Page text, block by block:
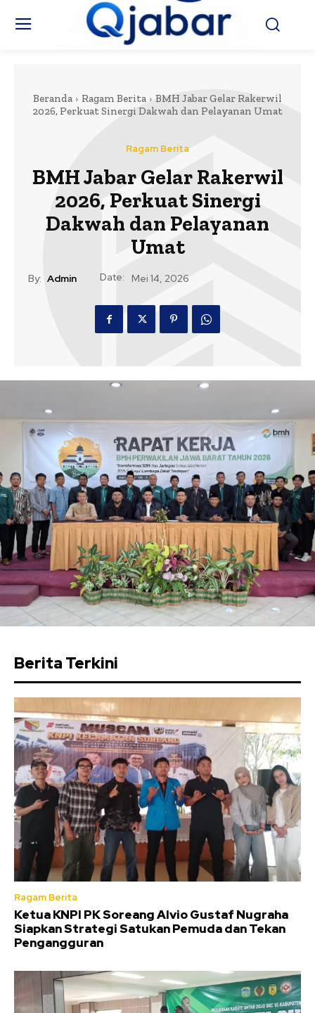
Beranda Ragam Berita
BMH Jabar Gelar Rakerwil
2026, Perkuat Sinergi Dakwah dan Pelayanan Umat
Ragam Berita
BMH Jabar Gelar Rakerwil
2026, Perkuat Sinergi
Dakwah dan Pelayanan
Umat
By: Admin Date: Mei 14, 2026
Berita Terkini
Ragam Berita
Ketua KNPI PK Soreang Alvio Gustaf Nugraha
Siapkan Strategi Satukan Pemuda dan Tekan
Pengangguran